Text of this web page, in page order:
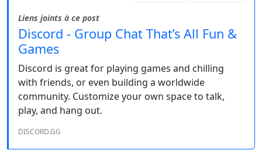
Liens joints à ce post
Discord - Group Chat That’s All Fun &
Games
Discord is great for playing games and chilling
with friends, or even building a worldwide
community. Customize your own space to talk,
play, and hang out.
DISCORD.GG